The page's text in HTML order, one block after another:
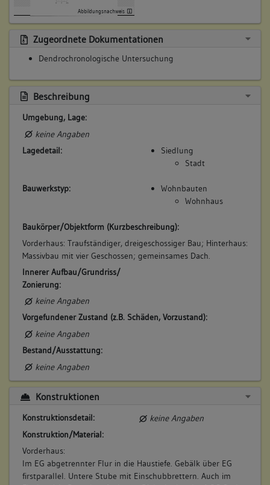
Abbildungsnachweis
Zugeordnete Dokumentationen
Dendrochronologische Untersuchung
Beschreibung
Umgebung, Lage:
keine Angaben
Lagedetail:
Siedlung
Stadt
Bauwerkstyp:
Wohnbauten
Wohnhaus
Baukörper/Objektform (Kurzbeschreibung):
Vorderhaus: Traufständiger, dreigeschossiger Bau; Hinterhaus:
Massivbau mit vier Geschossen; gemeinsames Dach.
Innerer Aufbau/Grundriss/
Zonierung:
keine Angaben
Vorgefundener Zustand (z.B. Schäden, Vorzustand):
keine Angaben
Bestand/Ausstattung:
keine Angaben
Konstruktionen
Konstruktionsdetail:
keine Angaben
Konstruktion/Material:
Vorderhaus:
Im EG abgetrennter Flur in die Haustiefe. Gebälk über EG
firstparallel. Untere Stube mit Einschubbrettern. Auch im